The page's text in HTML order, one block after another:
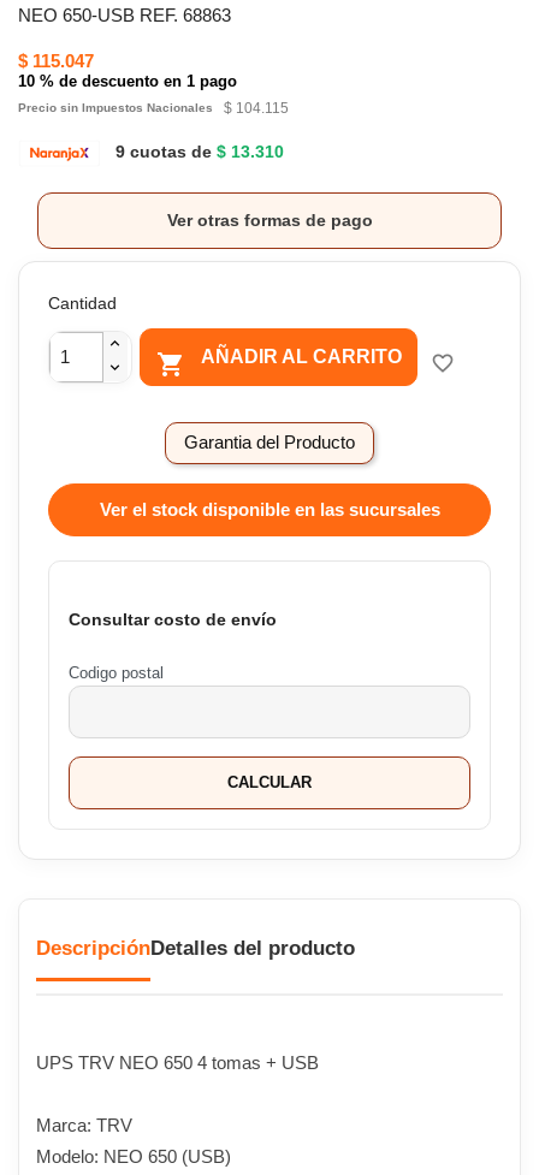
NEO 650-USB REF. 68863
$ 115.047
10 % de descuento en 1 pago
Precio sin Impuestos Nacionales $ 104.115
9 cuotas de $ 13.310
Ver otras formas de pago
Cantidad
 AÑADIR AL CARRITO favorite_border
Garantia del Producto
Ver el stock disponible en las sucursales
Consultar costo de envío
Codigo postal
CALCULAR
DescripciónDetalles del producto
UPS TRV NEO 650 4 tomas + USB
Marca: TRV
Modelo: NEO 650 (USB)